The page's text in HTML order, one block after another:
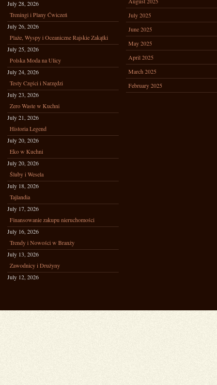
July 28, 2026
Treningi i Plany Ćwiczeń
July 26, 2026
Plaże, Wyspy i Oceaniczne Rajskie Zakątki
July 25, 2026
Polska Moda na Ulicy
July 24, 2026
Testy Części i Narzędzi
July 23, 2026
Zero Waste w Kuchni
July 21, 2026
Historia Legend
July 20, 2026
Eko w Kuchni
July 20, 2026
Śluby i Wesela
July 18, 2026
Tajlandia
July 17, 2026
Finansowanie zakupu nieruchomości
July 16, 2026
Trendy i Nowości w Branży
July 13, 2026
Zawodnicy i Drużyny
July 12, 2026
July 2025
June 2025
May 2025
April 2025
March 2025
February 2025